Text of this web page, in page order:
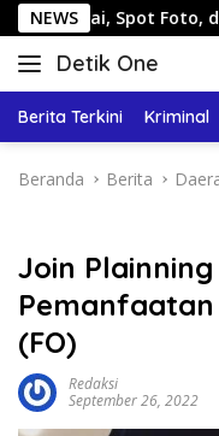
Langsung
ke
konten
NEWS
Foto, dan
Detik One
Tajam
Fakta
Berita Terkini Kriminal
Beranda Berita
Join Plainning
(FO)
Redaksi
September 26, 2022